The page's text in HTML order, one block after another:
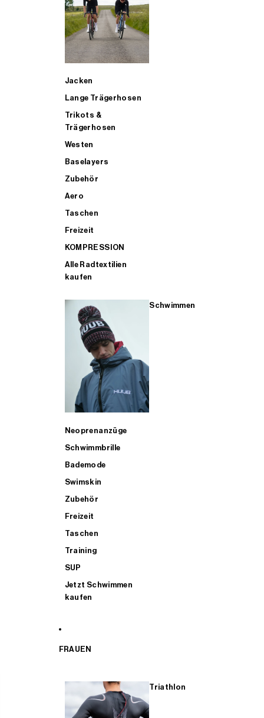
Jacken
Lange Trägerhosen
Trikots &
Trägerhosen
Westen
Baselayers
Zubehör
Aero
Taschen
Freizeit
KOMPRESSION
Alle Radtextilien
kaufen
Schwimmen
Neoprenanzüge
Schwimmbrille
Bademode
Swimskin
Zubehör
Freizeit
Taschen
Training
SUP
Jetzt Schwimmen
kaufen
FRAUEN
Triathlon
ALLE TRIATHLONARTIKEL FÜR MÄNNER KAUFEN